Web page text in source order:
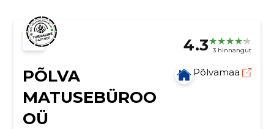
4.3 3 hinnangut
PÕLVA
MATUSEBÜROO
OÜ
Põlvamaa